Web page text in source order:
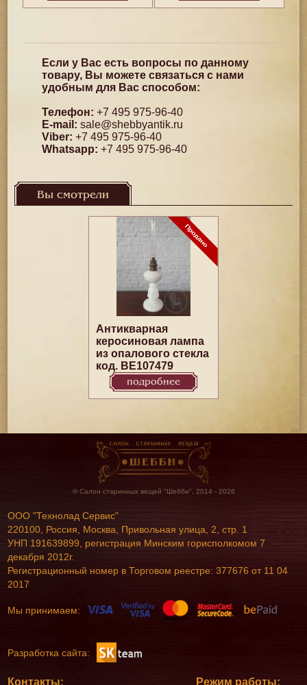
Если у Вас есть вопросы по данному
товару, Вы можете связаться с нами
удобным для Вас способом:
Телефон: +7 495 975-96-40
E-mail: sale@shebbyantik.ru
Viber: +7 495 975-96-40
Whatsapp: +7 495 975-96-40
Вы смотрели
Антикварная
керосиновая лампа
из опалового стекла
код. BE107479
подробнее
© Салон старинных вещей "Шебби", 2014 - 2026
ООО "Технолад Сервис"
220100, Россия, Москва, Привольная улица, 2, стр. 1
УНП 191639899, регистрация Минским горисполкомом 7
декабря 2012г.
Регистрационный номер в Торговом реестре: 377676 от 11 04
2017
Мы принимаем:
Разработка сайта:
Контакты: Режим работы: